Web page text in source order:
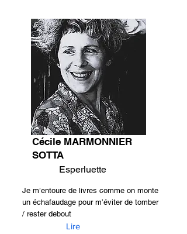
Cécile MARMONNIER
SOTTA
Esperluette
Je m’entoure de livres comme on monte
un échafaudage pour m’éviter de tomber
/ rester debout
Lire